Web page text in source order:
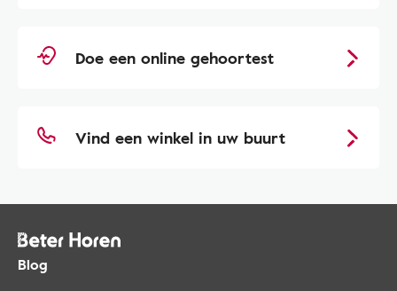
Doe een online gehoortest
Vind een winkel in uw buurt
Blog